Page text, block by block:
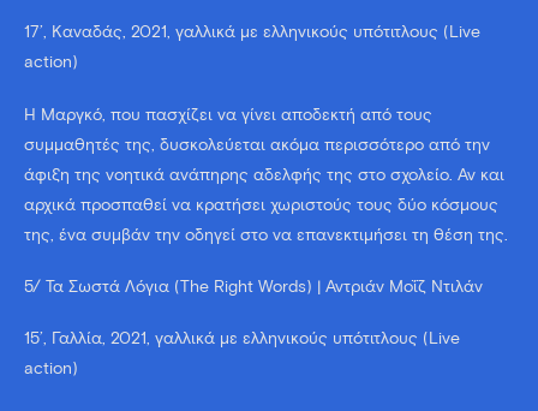
17’, Καναδάς, 2021, γαλλικά με ελληνικούς υπότιτλους (Live
action)
Η Μαργκό, που πασχίζει να γίνει αποδεκτή από τους
συμμαθητές της, δυσκολεύεται ακόμα περισσότερο από την
άφιξη της νοητικά ανάπηρης αδελφής της στο σχολείο. Αν και
αρχικά προσπαθεί να κρατήσει χωριστούς τους δύο κόσμους
της, ένα συμβάν την οδηγεί στο να επανεκτιμήσει τη θέση της.
5/ Τα Σωστά Λόγια (The Right Words) | Αντριάν Μοΐζ Ντιλάν
15’, Γαλλία, 2021, γαλλικά με ελληνικούς υπότιτλους (Live
action)